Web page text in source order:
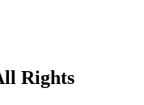
Rights